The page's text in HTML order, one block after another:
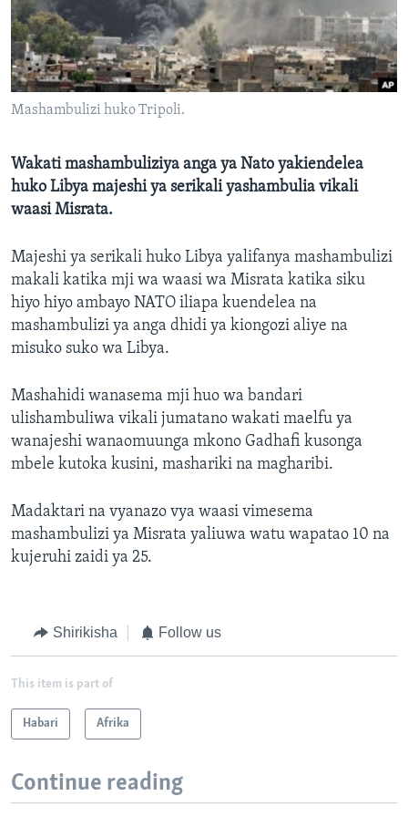
Mashambulizi huko Tripoli.
Wakati mashambuliziya anga ya Nato yakiendelea
huko Libya majeshi ya serikali yashambulia vikali
waasi Misrata.
Majeshi ya serikali huko Libya yalifanya mashambulizi
makali katika mji wa waasi wa Misrata katika siku
hiyo hiyo ambayo NATO iliapa kuendelea na
mashambulizi ya anga dhidi ya kiongozi aliye na
misuko suko wa Libya.
Mashahidi wanasema mji huo wa bandari
ulishambuliwa vikali jumatano wakati maelfu ya
wanajeshi wanaomuunga mkono Gadhafi kusonga
mbele kutoka kusini, mashariki na magharibi.
Madaktari na vyanazo vya waasi vimesema
mashambulizi ya Misrata yaliuwa watu wapatao 10 na
kujeruhi zaidi ya 25.
Shirikisha Follow us
This item is part of
Habari Afrika
Continue reading